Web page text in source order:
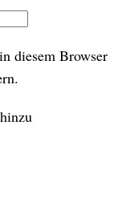
diesem Browser